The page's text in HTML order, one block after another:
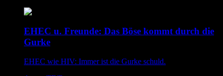
EHEC u. Freunde: Das Böse kommt durch die
Gurke
EHEC wie HIV: Immer ist die Gurke schuld.